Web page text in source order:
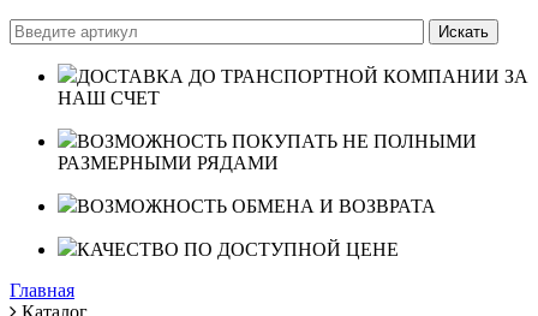
ДОСТАВКА ДО ТРАНСПОРТНОЙ КОМПАНИИ ЗА
НАШ СЧЕТ
ВОЗМОЖНОСТЬ ПОКУПАТЬ НЕ ПОЛНЫМИ
РАЗМЕРНЫМИ РЯДАМИ
ВОЗМОЖНОСТЬ ОБМЕНА И ВОЗВРАТА
КАЧЕСТВО ПО ДОСТУПНОЙ ЦЕНЕ
Главная
Каталог